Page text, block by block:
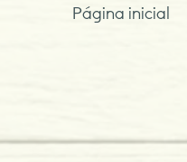
Página inicial